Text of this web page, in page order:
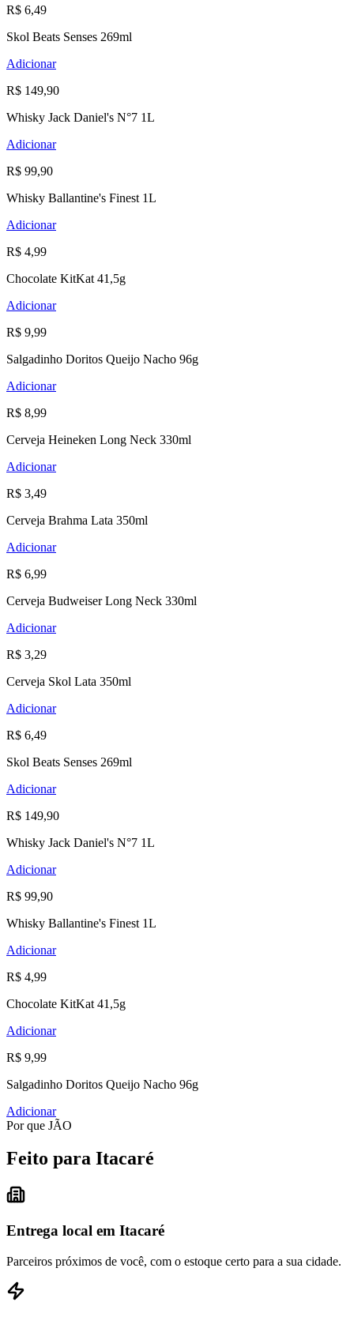
R$ 6,49
Skol Beats Senses 269ml
Adicionar
R$ 149,90
Whisky Jack Daniel's N°7 1L
Adicionar
R$ 99,90
Whisky Ballantine's Finest 1L
Adicionar
R$ 4,99
Chocolate KitKat 41,5g
Adicionar
R$ 9,99
Salgadinho Doritos Queijo Nacho 96g
Adicionar
R$ 8,99
Cerveja Heineken Long Neck 330ml
Adicionar
R$ 3,49
Cerveja Brahma Lata 350ml
Adicionar
R$ 6,99
Cerveja Budweiser Long Neck 330ml
Adicionar
R$ 3,29
Cerveja Skol Lata 350ml
Adicionar
R$ 6,49
Skol Beats Senses 269ml
Adicionar
R$ 149,90
Whisky Jack Daniel's N°7 1L
Adicionar
R$ 99,90
Whisky Ballantine's Finest 1L
Adicionar
R$ 4,99
Chocolate KitKat 41,5g
Adicionar
R$ 9,99
Salgadinho Doritos Queijo Nacho 96g
Adicionar
Por que JÃO
Feito para Itacaré
Entrega local em Itacaré
Parceiros próximos de você, com o estoque certo para a sua cidade.